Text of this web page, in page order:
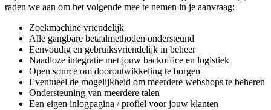
raden we aan om het volgende mee te nemen in je aanvraag:
Zoekmachine vriendelijk
Alle gangbare betaalmethoden ondersteund
Eenvoudig en gebruiksvriendelijk in beheer
Naadloze integratie met jouw backoffice en logistiek
Open source om doorontwikkeling te borgen
Eventueel de mogelijkheid om meerdere webshops te beheren
Ondersteuning van meerdere talen
Een eigen inlogpagina / profiel voor jouw klanten